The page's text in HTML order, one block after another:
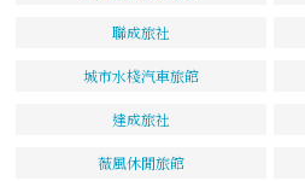
聯成旅社
城市水棧汽車旅館
達成旅社
薇風休閒旅館